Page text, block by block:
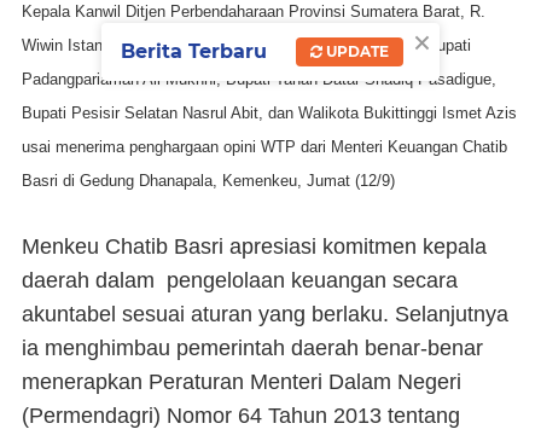
Kepala Kanwil Ditjen Perbendaharaan Provinsi Sumatera Barat, R.
Wiwin Istansi, S.E., Ak. M.Laws berfoto bersama dengan Bupati
Padangpariaman Ali Mukhni, Bupati Tanah Datar Shadiq Pasadigue,
Bupati Pesisir Selatan Nasrul Abit, dan Walikota Bukittinggi Ismet Azis
usai menerima penghargaan opini WTP dari Menteri Keuangan Chatib
Basri di Gedung Dhanapala, Kemenkeu, Jumat (12/9)
Menkeu Chatib Basri apresiasi komitmen kepala
daerah dalam pengelolaan keuangan secara
akuntabel sesuai aturan yang berlaku. Selanjutnya
ia menghimbau pemerintah daerah benar-benar
menerapkan Peraturan Menteri Dalam Negeri
(Permendagri) Nomor 64 Tahun 2013 tentang
×
Berita Terbaru UPDATE